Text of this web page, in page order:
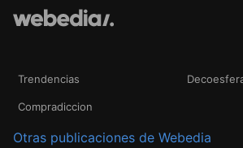
Trendencias
Compradiccion
Otras publicaciones de Webedia